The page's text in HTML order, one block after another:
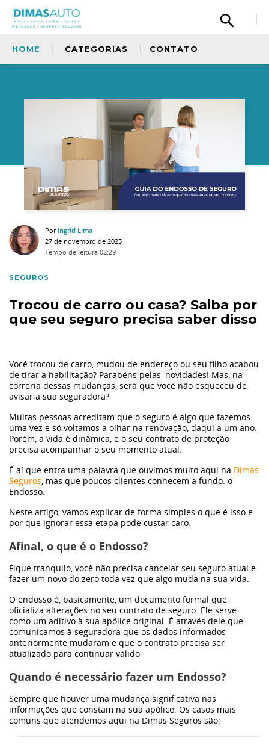
HOME CATEGORIAS CONTATO
Sem categoria
Copiloto
Ford
Oficina
Finanças
Seguros
Ação Social
Volvo
Tendência
Frota
Eletrificação
Dimas
Sustentabilidade
WeCharge
sugestão para nos dar? Quer fazer um elogio
à nossa equipe ou simplismente deseja
entrar em contato com a gente? Fique a
vontade.
Eu li e
aceito apolítica de privacidade.
Autorizo o
Grupo Dimas a armazenar meus dados pessoais para
enviar campanhas de marketing e informações sobre a
empresa nos canais: Telefone, Email e SMS.
Por Ingrid Lima
27 de novembro de 2025
Tempo de leitura 02:29
SEGUROS
Trocou de carro ou casa? Saiba por
que seu seguro precisa saber disso
Você trocou de carro, mudou de endereço ou seu filho acabou
de tirar a habilitação? Parabéns pelas novidades! Mas, na
correria dessas mudanças, será que você não esqueceu de
avisar a sua seguradora?
Muitas pessoas acreditam que o seguro é algo que fazemos
uma vez e só voltamos a olhar na renovação, daqui a um ano.
Porém, a vida é dinâmica, e o seu contrato de proteção
precisa acompanhar o seu momento atual.
É aí que entra uma palavra que ouvimos muito aqui na Dimas
Seguros , mas que poucos clientes conhecem a fundo: o
Endosso
Neste artigo, vamos explicar de forma simples o que é isso e
por que ignorar essa etapa pode custar caro.
Afinal, o que é o Endosso?
Fique tranquilo, você não precisa cancelar seu seguro atual e
fazer um novo do zero toda vez que algo muda na sua vida.
O endosso é, basicamente, um documento formal que
oficializa alterações no seu contrato de seguro . Ele serve
como um aditivo à sua apólice original. É através dele que
comunicamos à seguradora que os dados informados
anteriormente mudaram e que o contrato precisa ser
atualizado para continuar válido
Quando é necessário fazer um Endosso?
Sempre que houver uma mudança significativa nas
informações que constam na sua apólice. Os casos mais
comuns que atendemos aqui na Dimas Seguros são: